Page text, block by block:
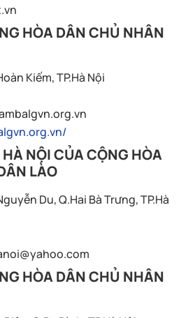
HÒA DÂN CHỦ NHÂN
Kiếm, TP.Hà Nội
NỘI CỦA CỘNG HÒA
LÀO
Du, Q.Hai Bà Trưng, TP.Hà
HÒA DÂN CHỦ NHÂN